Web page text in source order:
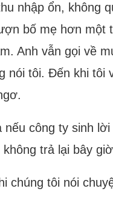
nhập ổn, không
bố mẹ hơn một
Anh vẫn gọi về
nói tôi. Đến khi tôi
nếu công ty sinh
trả lại bây
chúng tôi nói